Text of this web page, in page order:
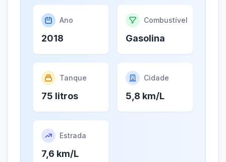
Ano
2018
Combustível
Gasolina
Tanque
75 litros
Cidade
5,8 km/L
Estrada
7,6 km/L